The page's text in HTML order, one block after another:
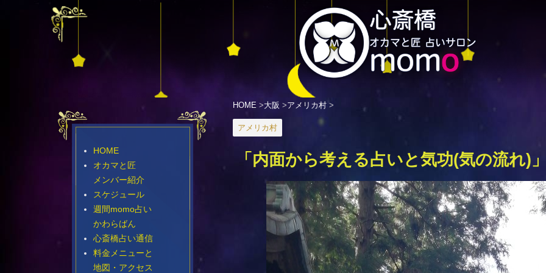
HOME >大阪 >アメリカ村 >
アメリカ村
「内面から考える占いと気功(気の流れ)
HOME
オカマと匠
メンバー紹介
スケジュール
週間momo占い
かわらばん
心斎橋占い通信
料金メニューと
地図・アクセス